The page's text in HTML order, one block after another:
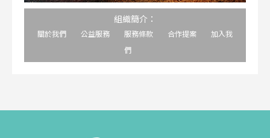
組織簡介：
關於我們 公益服務 服務條款 合作提案
加入我
們